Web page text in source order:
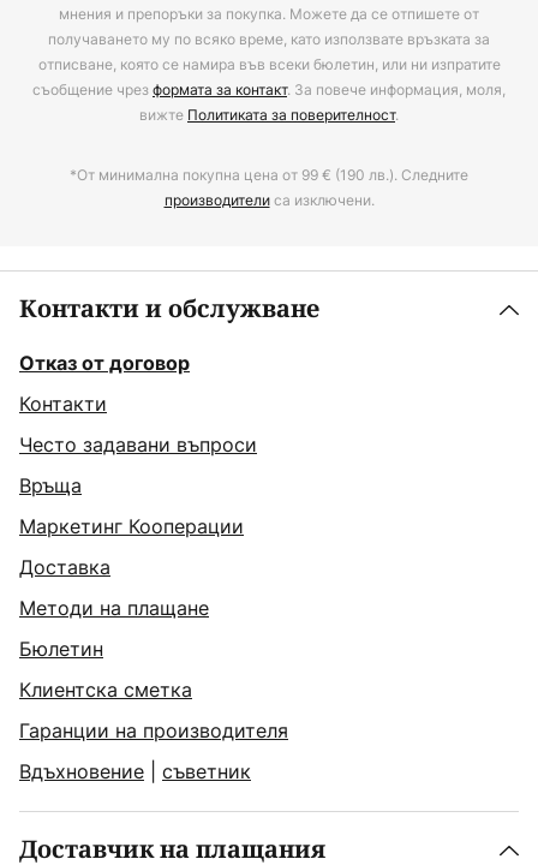
мнения и препоръки за покупка. Можете да се отпишете от
получаването му по всяко време, като използвате връзката за
отписване, която се намира във всеки бюлетин, или ни изпратите
съобщение чрезформата за контакт. За повече информация, моля,
вижте Политиката за поверителност.
*От минимална покупна цена от 99 € (190 лв.). Следните
производителиса изключени.
Контакти и обслужване
Отказ от договор
Контакти
Често задавани въпроси
Връща
Маркетинг Кооперации
Доставка
Методи на плащане
Бюлетин
Клиентска сметка
Гаранции на производителя
Вдъхновение
съветник
Доставчик на плащания